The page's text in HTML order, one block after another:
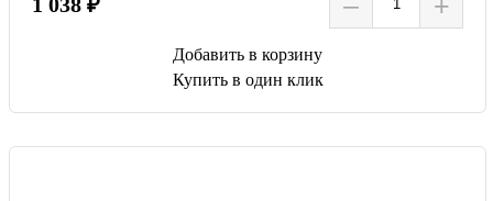
Добавить в корзину
Купить в один клик